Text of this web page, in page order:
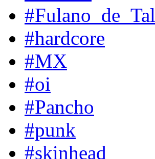
#Fulano_de_Tal
#hardcore
#MX
#oi
#Pancho
#punk
#skinhead